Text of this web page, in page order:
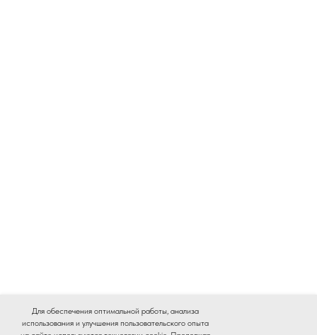
Для обеспечения оптимальной работы, анализа
использования и улучшения пользовательского опыта